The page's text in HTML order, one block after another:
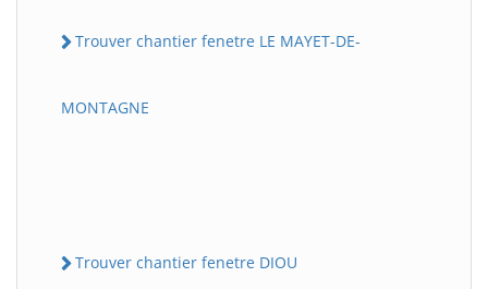
Trouver chantier fenetre LE MAYET-DE-
MONTAGNE
Trouver chantier fenetre DIOU